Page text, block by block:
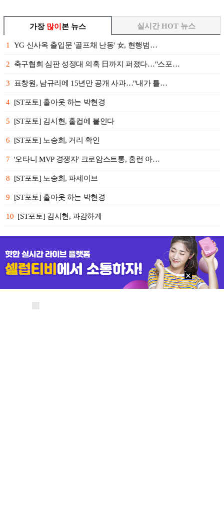
가장 많이 본 뉴스
1 YG 신사옥 출입문 '골프채 난동' 女, 현행범…
2 축구협회 심판 성정대 의혹 日까지 퍼졌다…"스포…
3 표창원, 남규리에 15년만 공개 사과…"내가 틀…
4 [ST포토] 홀아웃 하는 박현경
5 [ST포토] 김시현, 홀컵에 붙인다
6 [ST포토] 노승희, 거리 확인
7 '오타니 MVP 경쟁자' 크로암스트롱, 홈런 아…
8 [ST포토] 노승희, 파세이브
9 [ST포토] 홀아웃 하는 박현경
10 [ST포토] 김시현, 과감하게
실시간 HOT 뉴스